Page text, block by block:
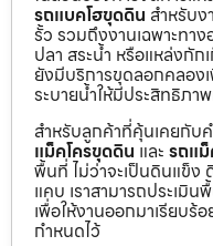
รถแบคโฮขุดดิน สำหรับ
รั้ว รวมถึงงานเฉพาะทาง
ปลา สระน้ำ หรือแหล่งกัก
ยังมีบริการขุดลอกคลอง
ระบายน้ำให้มีประสิทธิภา
สำหรับลูกค้าที่คุ้นเคยกับค
แม็คโครขุดดิน และ รถแ
พื้นที่ ไม่ว่าจะเป็นดินแข็ง
แคบ เราสามารถประเมิ
เพื่อให้งานออกมาเรียบร้
กำหนดไว้